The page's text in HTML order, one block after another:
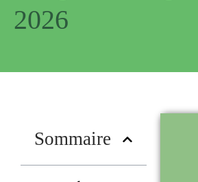
2026
Sommaire